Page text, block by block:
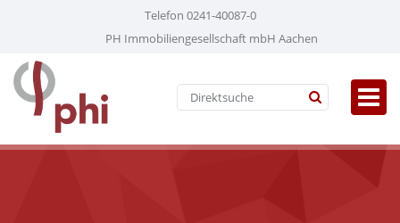
Telefon 0241-40087-0
PH Immobiliengesellschaft mbH Aachen